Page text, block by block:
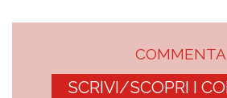
COMMENTA
SCRIVI/SCOPRI I